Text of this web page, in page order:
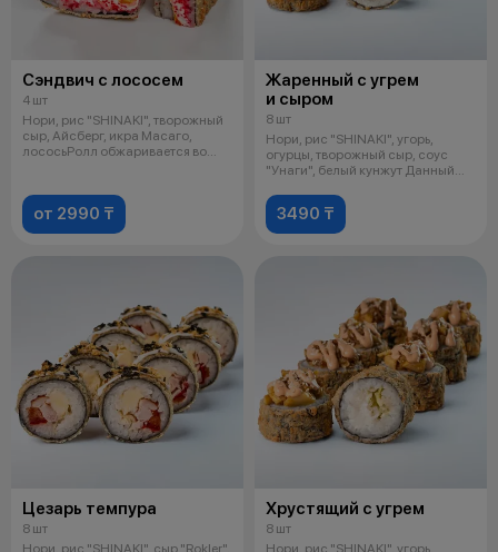
Сэндвич с лососем
4 шт
Нори, рис "SHINAKI", творожный
сыр, Айсберг, икра Масаго,
лососьРолл обжаривается во
от 2990 ₸
Жаренный с угрем
и сыром
8 шт
Нори, рис "SHINAKI", угорь,
огурцы, творожный сыр, соус
"Унаги", белый кунжут Данный
3490 ₸
Цезарь темпура
8 шт
Нори, рис "SHINAKI", сыр "Rokler",
Хрустящий с угрем
8 шт
Нори, рис "SHINAKI", угорь,